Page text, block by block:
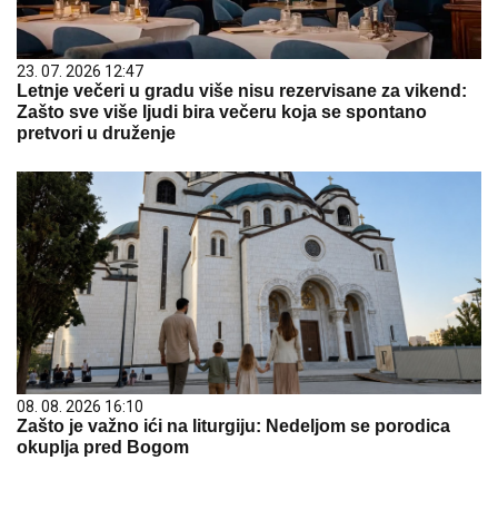
23. 07. 2026 12:47
Letnje večeri u gradu više nisu rezervisane za vikend:
Zašto sve više ljudi bira večeru koja se spontano
pretvori u druženje
08. 08. 2026 16:10
Zašto je važno ići na liturgiju: Nedeljom se porodica
okuplja pred Bogom